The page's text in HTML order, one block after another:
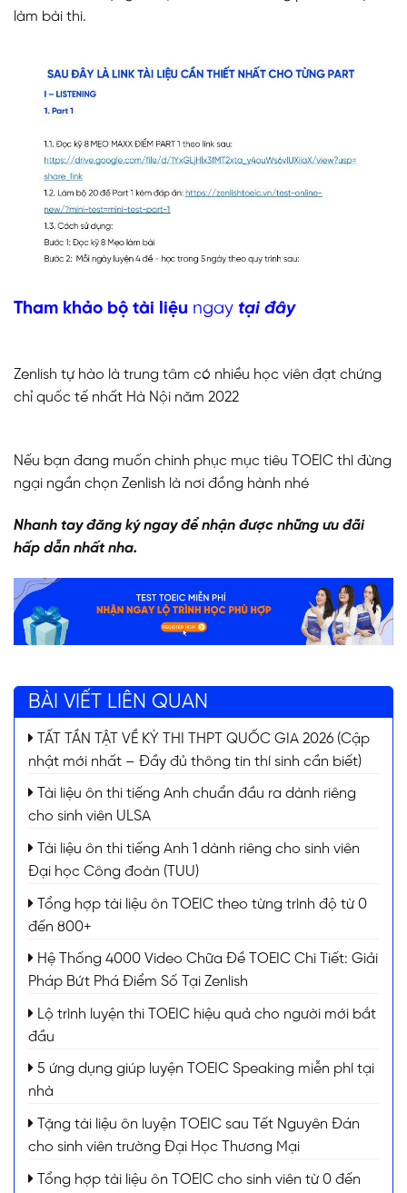
làm bài thi.
Tham khảo bộ tài liệu ngay tại đây
Zenlish tự hào là trung tâm có nhiều học viên đạt chứng
chỉ quốc tế nhất Hà Nội năm 2022
Nếu bạn đang muốn chinh phục mục tiêu TOEIC thì đừng
ngại ngần chọn Zenlish là nơi đồng hành nhé
Nhanh tay đăng ký ngay để nhận được những ưu đãi
hấp dẫn nhất nha.
BÀI VIẾT LIÊN QUAN
TẤT TẦN TẬT VỀ KỲ THI THPT QUỐC GIA 2026 (Cập
nhật mới nhất – Đầy đủ thông tin thí sinh cần biết)
Tài liệu ôn thi tiếng Anh chuẩn đầu ra dành riêng
cho sinh viên ULSA
Tài liệu ôn thi tiếng Anh 1 dành riêng cho sinh viên
Đại học Công đoàn (TUU)
Tổng hợp tài liệu ôn TOEIC theo từng trình độ từ 0
đến 800+
Hệ Thống 4000 Video Chữa Đề TOEIC Chi Tiết: Giải
Pháp Bứt Phá Điểm Số Tại Zenlish
Lộ trình luyện thi TOEIC hiệu quả cho người mới bắt
đầu
5 ứng dụng giúp luyện TOEIC Speaking miễn phí tại
nhà
Tặng tài liệu ôn luyện TOEIC sau Tết Nguyên Đán
cho sinh viên trường Đại Học Thương Mại
Tổng hợp tài liệu ôn TOEIC cho sinh viên từ 0 đến